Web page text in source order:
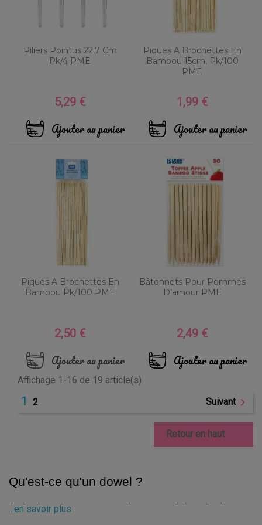
Piliers Pointus 22,7 Cm
Pk/4 PME
Prix
5,29 €
Ajouter au panier
Piques A Brochettes En
Bambou 15cm, Pk/100
PME
Prix
1,99 €
Ajouter au panier
Piques A Brochettes En
Bambou Pk/100 PME
Prix
2,50 €
Ajouter au panier
Bâtonnets Pour Pommes
D’amour PME
Prix
2,49 €
Ajouter au panier
Affichage 1-16 de 19 article(s)
1 2 Suivant
Retour en haut
Qu'est-ce qu'un dowel ?
Un dowel se présente comme une tige creuse en bois, en bambou ou
...en savoir plus